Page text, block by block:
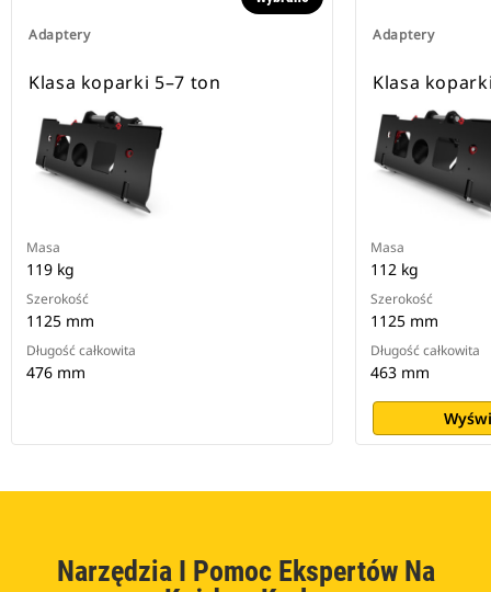
Adaptery
Klasa koparki 5–7 ton
Masa
119 kg
Szerokość
1125 mm
Długość całkowita
476 mm
Adaptery
Klasa
Masa
112 kg
Szerokość
1125 mm
Długość całkowita
463 mm
Narzędzia I Pomoc Ekspertów Na